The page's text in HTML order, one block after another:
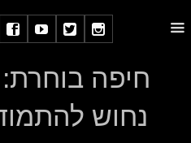
חיפה בוחרת:
נחוש